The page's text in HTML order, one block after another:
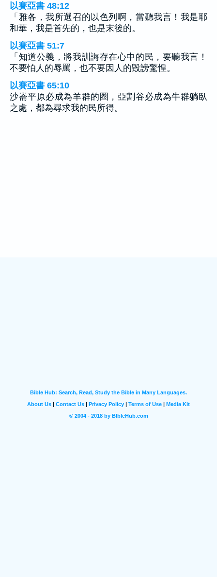
以賽亞書 48:12
「雅各，我所選召的以色列啊，當聽我言！我是耶
和華，我是首先的，也是末後的。
以賽亞書 51:7
「知道公義，將我訓誨存在心中的民，要聽我言！
不要怕人的辱罵，也不要因人的毀謗驚惶。
以賽亞書 65:10
沙崙平原必成為羊群的圈，亞割谷必成為牛群躺臥
之處，都為尋求我的民所得。